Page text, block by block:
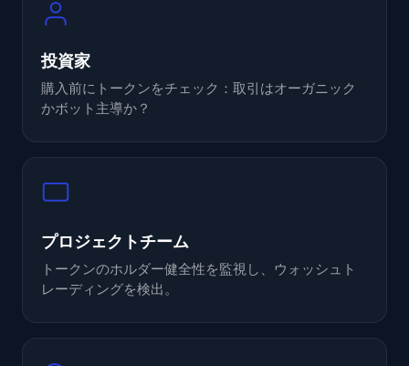
投資家
購入前にトークンをチェック：取引はオーガニック
かボット主導か？
プロジェクトチーム
トークンのホルダー健全性を監視し、ウォッシュト
レーディングを検出。